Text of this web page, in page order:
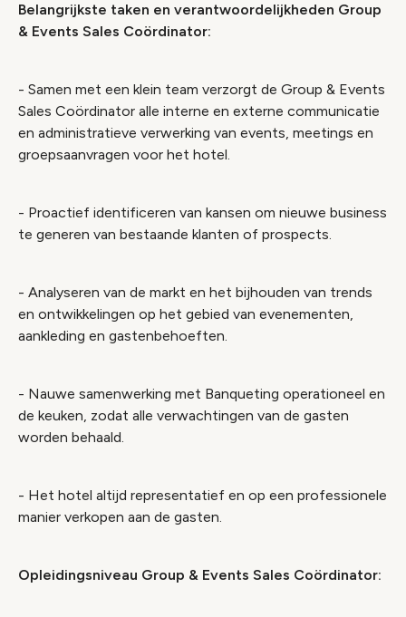
Belangrijkste taken en verantwoordelijkheden Group
& Events Sales Coördinator:
- Samen met een klein team verzorgt de Group & Events
Sales Coördinator alle interne en externe communicatie
en administratieve verwerking van events, meetings en
groepsaanvragen voor het hotel.
- Proactief identificeren van kansen om nieuwe business
te generen van bestaande klanten of prospects.
- Analyseren van de markt en het bijhouden van trends
en ontwikkelingen op het gebied van evenementen,
aankleding en gastenbehoeften.
- Nauwe samenwerking met Banqueting operationeel en
de keuken, zodat alle verwachtingen van de gasten
worden behaald.
- Het hotel altijd representatief en op een professionele
manier verkopen aan de gasten.
Opleidingsniveau Group & Events Sales Coördinator: